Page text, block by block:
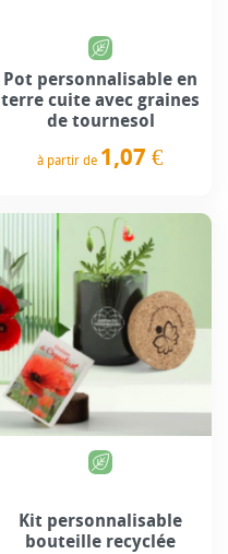
Pot personnalisable en
terre cuite avec graines
de tournesol
à partir de 1,07 €
Kit personnalisable
bouteille recyclée